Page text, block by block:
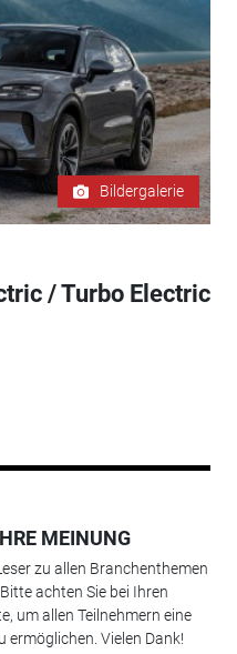
Bildergalerie
/ Turbo Electric
MEINUNG
zu allen Branchenthemen
achten Sie bei Ihren
um allen Teilnehmern eine
Vielen Dank!